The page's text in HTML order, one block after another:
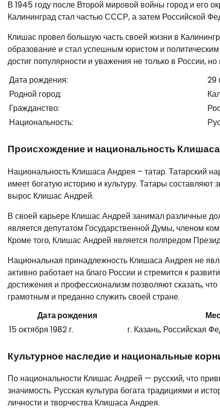
В 1945 году после Второй мировой войны город и его
Калининград стал частью СССР, а затем Российской
Клишас провел большую часть своей жизни в
образование и стал успешным юристом и
достиг популярности и уважения не только в России,
Дата рождения:
29
Родной город:
Гражданство:
Национальность:
Происхождение и национальность
Национальность Клишаса Андрея – татар. Татарский
имеет богатую историю и культуру. Татары составляют
вырос Клишас Андрей.
В своей карьере Клишас Андрей занимал различные
является депутатом Государственной Думы, членом
Кроме того, Клишас Андрей является полпредом
Национальная принадлежность Клишаса Андрея не
активно работает на благо России и стремится к
достижения и профессионализм позволяют сказать,
грамотным и преданно служить своей стране.
Дата рождения
15 октября 1982 г.
г. Казань, Российская
Культурное наследие и национальные
По национальности Клишас Андрей — русский, что
значимость. Русская культура богата традициями и
личности и творчества Клишаса Андрея.